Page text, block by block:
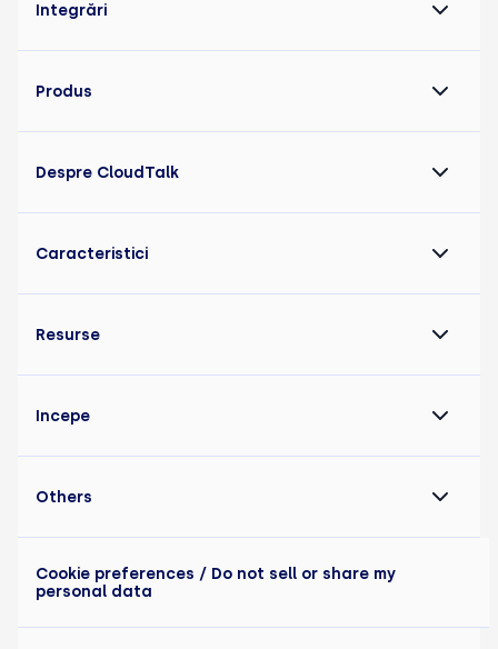
Integrări
Produs
Despre CloudTalk
Caracteristici
Resurse
Incepe
Others
Cookie preferences / Do not sell or share my
personal data